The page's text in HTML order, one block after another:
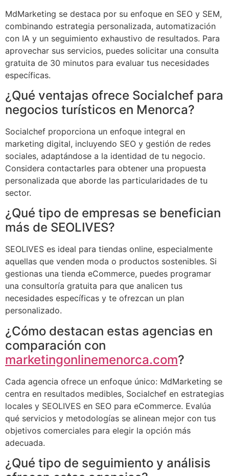
MdMarketing se destaca por su enfoque en SEO y SEM,
combinando estrategia personalizada, automatización
con IA y un seguimiento exhaustivo de resultados. Para
aprovechar sus servicios, puedes solicitar una consulta
gratuita de 30 minutos para evaluar tus necesidades
específicas.
¿Qué ventajas ofrece Socialchef para
negocios turísticos en Menorca?
Socialchef proporciona un enfoque integral en
marketing digital, incluyendo SEO y gestión de redes
sociales, adaptándose a la identidad de tu negocio.
Considera contactarles para obtener una propuesta
personalizada que aborde las particularidades de tu
sector.
¿Qué tipo de empresas se benefician
más de SEOLIVES?
SEOLIVES es ideal para tiendas online, especialmente
aquellas que venden moda o productos sostenibles. Si
gestionas una tienda eCommerce, puedes programar
una consultoría gratuita para que analicen tus
necesidades específicas y te ofrezcan un plan
personalizado.
¿Cómo destacan estas agencias en
comparación con
marketingonlinemenorca.com?
Cada agencia ofrece un enfoque único: MdMarketing se
centra en resultados medibles, Socialchef en estrategias
locales y SEOLIVES en SEO para eCommerce. Evalúa
qué servicios y metodologías se alinean mejor con tus
objetivos comerciales para elegir la opción más
adecuada.
¿Qué tipo de seguimiento y análisis